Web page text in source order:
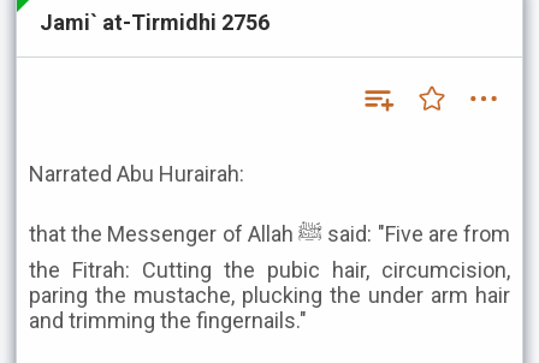
Jami` at-Tirmidhi 2756
Narrated Abu Hurairah:
that the Messenger of Allah ﷺ said: "Five are from
the Fitrah: Cutting the pubic hair, circumcision,
paring the mustache, plucking the under arm hair
and trimming the fingernails."